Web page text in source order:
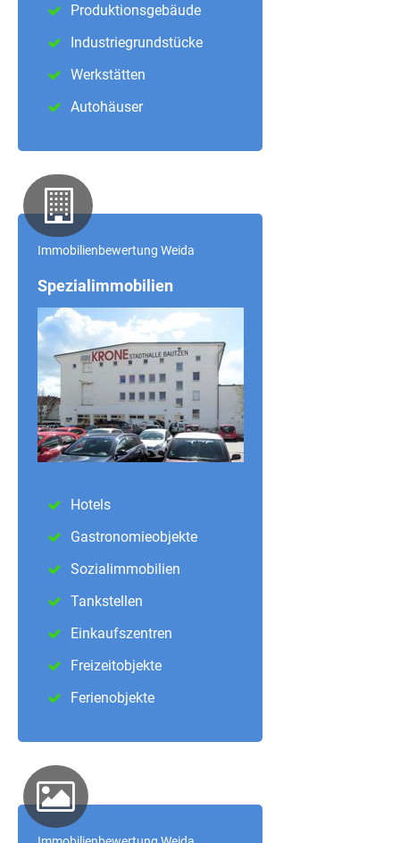
Produktionsgebäude
Industriegrundstücke
Werkstätten
Autohäuser
Immobilienbewertung Weida
Spezialimmobilien
Hotels
Gastronomieobjekte
Sozialimmobilien
Tankstellen
Einkaufszentren
Freizeitobjekte
Ferienobjekte